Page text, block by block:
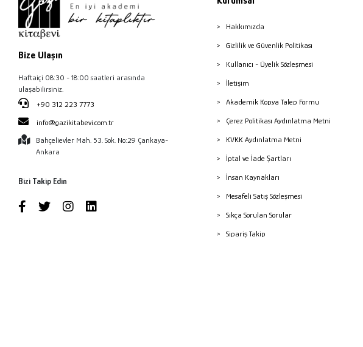
Bize Ulaşın
Haftaiçi 08:30 - 18:00 saatleri arasında
ulaşabilirsiniz.
+90 312 223 7773
info@gazikitabevi.com.tr
Bahçelievler Mah. 53. Sok. No:29 Çankaya-
Ankara
Bizi Takip Edin
Hakkımızda
Gizlilik ve Güvenlik Politikası
Kullanıcı - Üyelik Sözleşmesi
İletişim
Akademik Kopya Talep Formu
Çerez Politikası Aydınlatma Metni
KVKK Aydınlatma Metni
İptal ve İade Şartları
İnsan Kaynakları
Mesafeli Satış Sözleşmesi
Sıkça Sorulan Sorular
Sipariş Takip